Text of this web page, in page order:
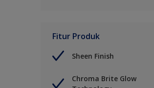
Fitur Produk
Sheen Finish
Chroma Brite Glow